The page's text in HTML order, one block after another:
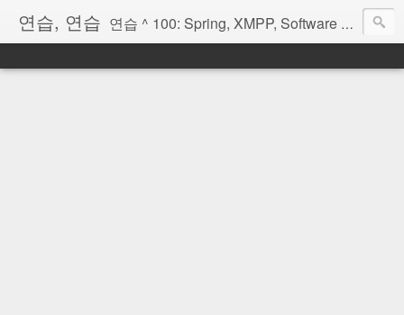
연습, 연습 연습 ^ 100: Spring, XMPP, Software Architecture, OSGi, Scala, Erlang